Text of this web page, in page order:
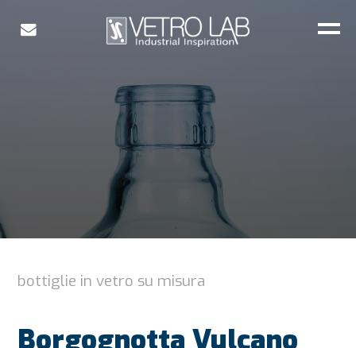
bottiglie in vetro su misura
Borgognotta Vulcano